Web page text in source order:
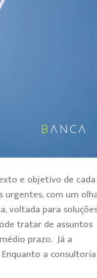
e objetivo de cada
urgentes, com um
voltada para
tratar de assuntos
prazo.Já a
a consultoria